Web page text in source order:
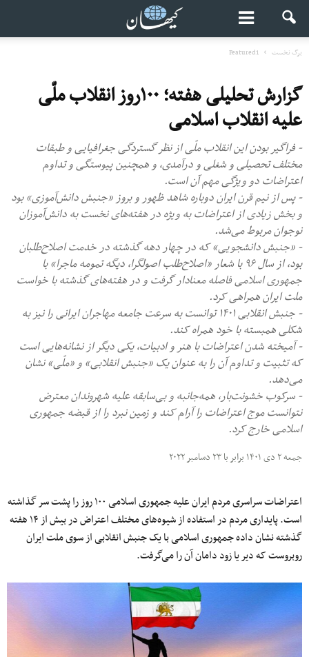
برگ نخست Featured1
گزارش تحلیلی هفته؛ ۱۰۰روز انقلاب ملّی
علیه انقلاب اسلامی
- فراگیر بودن این انقلاب ملّی از نظر گستردگی جغرافیایی و طبقات
مختلف تحصیلی و شغلی و درآمدی، و همچنین پیوستگی و تداوم
اعتراضات دو ویژگی مهم آن است.
- پس از نیم قرن ایران دوباره شاهد ظهور و بروز «جنبش دانش‌آموزی» بود
و بخش زیادی از اعتراضات به ویژه در هفته‌های نخست به دانش‌آموزان
نوجوان مربوط می‌شد.
- «جنبش دانشجویی» که در چهار دهه گذشته در خدمت اصلاح‌طلبان
بود، از سال ۹۶ با شعار «اصلاح‌طلب اصولگرا، دیگه تمومه ماجرا» با
جمهوری اسلامی فاصله معنادار گرفت و در هفته‌های گذشته با خواست
ملت ایران همراهی کرد.
- جنبش انقلابی ۱۴۰۱ توانست به سرعت جامعه مهاجران ایرانی را نیز به
شکلی همبسته با خود همراه کند.
- آمیخته شدن اعتراضات با هنر و ادبیات، یکی دیگر از نشانه‌هایی است
که تثبیت و تداوم آن را به عنوان یک «جنبش انقلابی» و «ملّی» نشان
می‌دهد.
- سرکوب خشونت‌بار، همه‌جانبه و بی‌سابقه علیه شهروندان معترض
نتوانست موج اعتراضات را آرام کند و زمین نبرد را از قبضه جمهوری
اسلامی خارج کرد.
جمعه ۲ دی ۱۴۰۱ برابر با ۲۳ دسامبر ۲۰۲۲
اعتراضات سراسری مردم ایران علیه جمهوری اسلامی ۱۰۰ روز را پشت سر گذاشته
است. پایداری مردم در استفاده از شیوه‌های مختلف اعتراض در بیش از ۱۴ هفته
گذشته نشان داده جمهوری اسلامی با یک جنبش انقلابی از سوی ملت ایران
روبروست که دیر یا زود دامان آن را می‌گرفت.